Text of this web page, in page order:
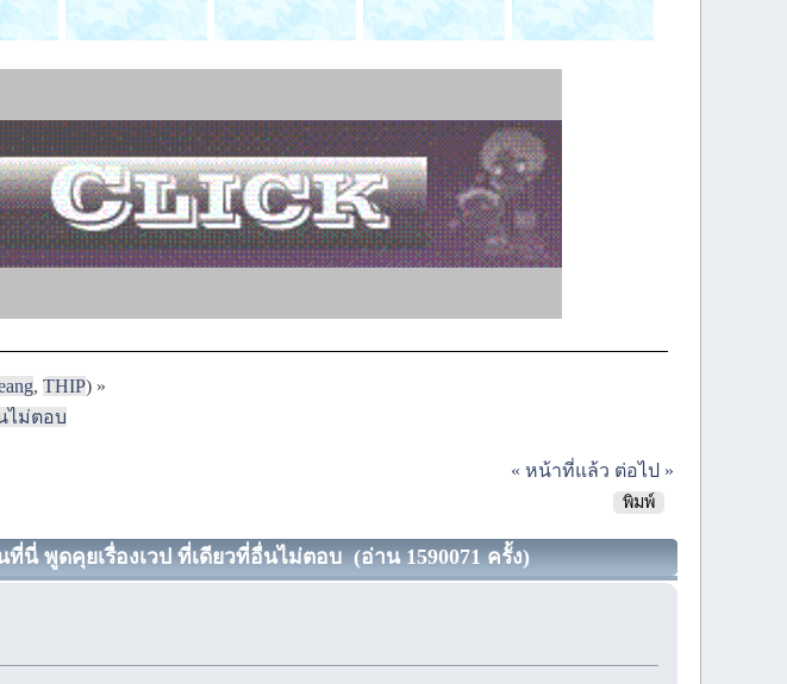
, THIP) »
ไม่ตอบ
« หน้าที่แล้ว ต่อไป »
พิมพ์
พูดคุยเรื่องเวป ที่เดียวที่อื่นไม่ตอบ (อ่าน 1590071 ครั้ง)